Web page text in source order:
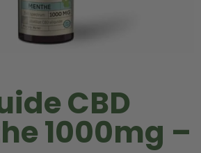
CBD
1000mg –